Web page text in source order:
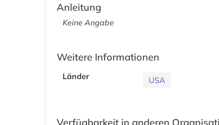
Anleitung
Keine Angabe
Weitere Informationen
Länder USA
Verfügbarkeit in anderen